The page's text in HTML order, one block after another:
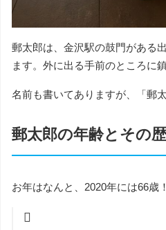
郵太郎は、金沢駅の鼓門がある
ます。外に出る手前のところに
名前も書いてありますが、「郵太
郵太郎の年齢とその
お年はなんと、2020年には66歳